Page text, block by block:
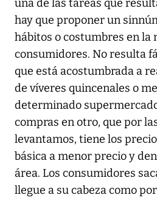
una de las tareas que
hay que proponer un
hábitos o costumbres en la
consumidores. No resulta
que está acostumbrada a
de víveres quincenales o
determinado
compras en otro, que por
levantamos, tiene los
básica a menor precio y
área. Los consumidores
llegue a su cabeza como